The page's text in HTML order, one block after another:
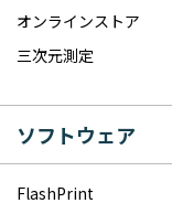
オンラインストア
三次元測定
ソフトウェア
FlashPrint